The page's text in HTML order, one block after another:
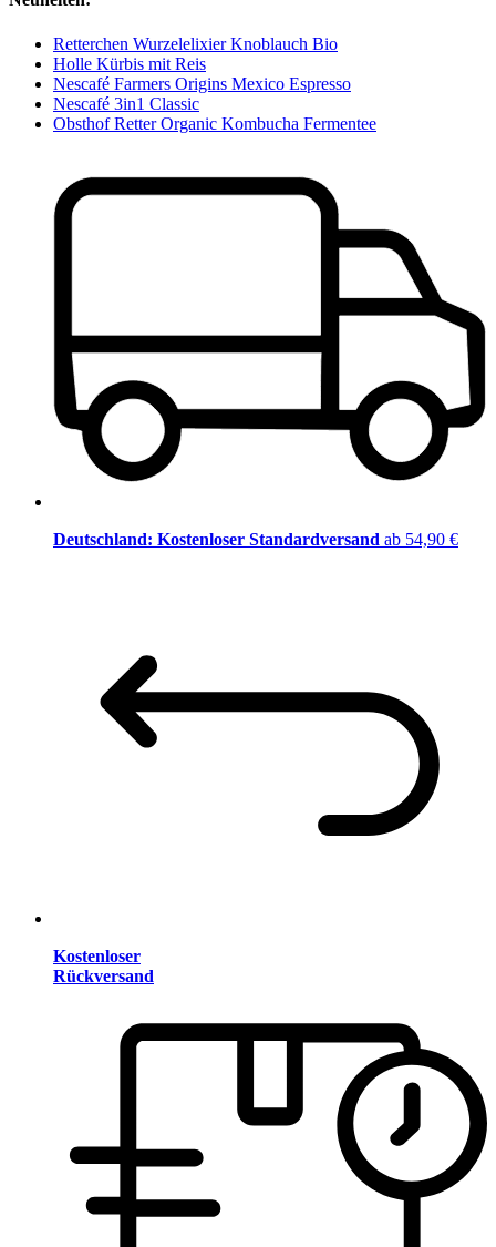
Retterchen Wurzelelixier Knoblauch Bio
Holle Kürbis mit Reis
Nescafé Farmers Origins Mexico Espresso
Nescafé 3in1 Classic
Obsthof Retter Organic Kombucha Fermentee
Deutschland: Kostenloser Standardversand ab 54,90 €
Kostenloser
Rückversand